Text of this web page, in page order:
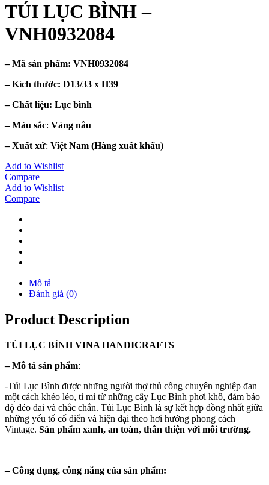
TÚI LỤC BÌNH –
VNH0932084
– Mã sản phẩm: VNH0932084
– Kích thước: D13/33 x H39
– Chất liệu: Lục bình
– Màu sắc: Vàng nâu
– Xuất xứ: Việt Nam (Hàng xuất khẩu)
Add to Wishlist
Compare
Add to Wishlist
Compare
Mô tả
Đánh giá (0)
Product Description
TÚI LỤC BÌNHVINA HANDICRAFTS
–Mô tả sản phẩm:
-Túi Lục Bình được những người thợ thủ công chuyên nghiệp đan
một cách khéo léo, tỉ mỉ từ những cây Lục Bình phơi khô, đảm bảo
độ dẻo dai và chắc chắn. Túi Lục Bình là sự kết hợp đồng nhất giữa
những yếu tố cổ điển và hiện đại theo hơi hướng phong cách
Vintage. Sản phẩm xanh, an toàn, thân thiện với môi trường.
–Công dụng, công năng của sản phẩm: